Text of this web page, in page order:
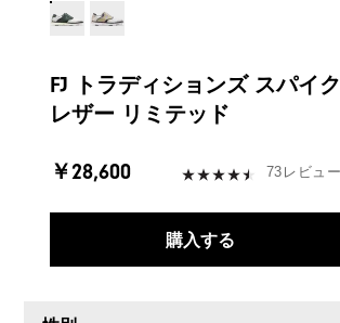
FJ トラディションズ スパイク
レザー リミテッド
￥28,600 73レビュー
購入する